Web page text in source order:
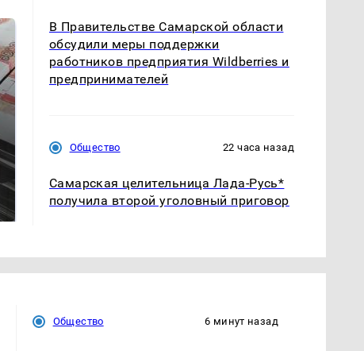
Такую зиму в России
никто не ждал: как
так?!
Как выглядит место
крушение вертолета на
Кавказе: смотреть
В Правительстве Самарской области
обсудили меры поддержки
работников предприятия Wildberries и
предпринимателей
Общество 22 часа назад
Самарская целительница Лада-Русь*
получила второй уголовный приговор
Общество 6 минут назад